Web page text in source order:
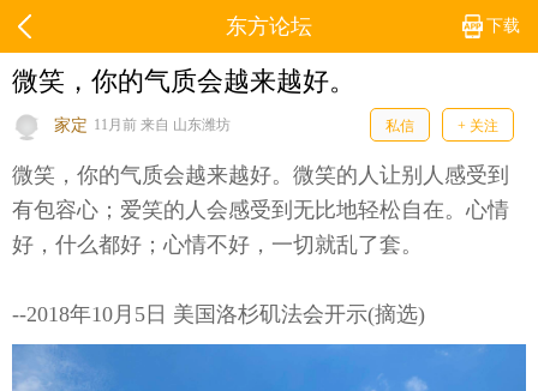
下载
东方论坛
微笑，你的气质会越来越好。
家定 11月前 来自 山东潍坊 私信 + 关注
微笑，你的气质会越来越好。微笑的人让别人感受到
有包容心；爱笑的人会感受到无比地轻松自在。心情
好，什么都好；心情不好，一切就乱了套。
--2018年10月5日 美国洛杉矶法会开示(摘选)